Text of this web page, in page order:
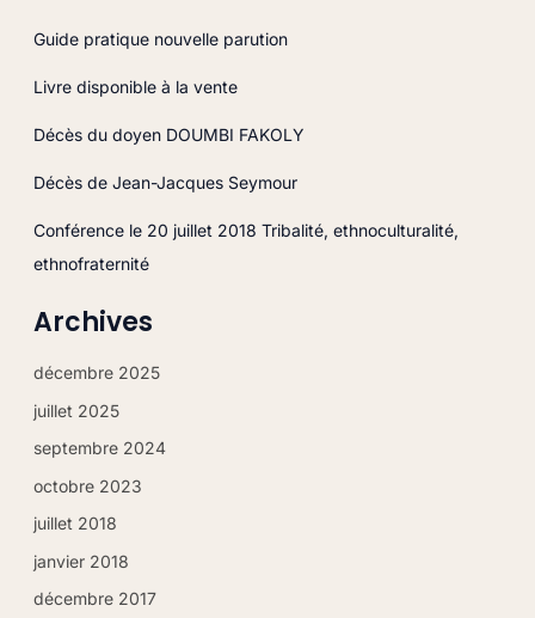
Cher(e) client(e), notre site est
actuellement en cours d'évolution pour
vous offrir une meilleure expérience.
r
c
e
r
Guide pratique nouvelle parution
Livre disponible à la vente
Décès du doyen DOUMBI FAKOLY
Décès de Jean-Jacques Seymour
Conférence le 20 juillet 2018 Tribalité, ethnoculturalité,
ethnofraternité
Archives
décembre 2025
juillet 2025
septembre 2024
octobre 2023
juillet 2018
janvier 2018
décembre 2017